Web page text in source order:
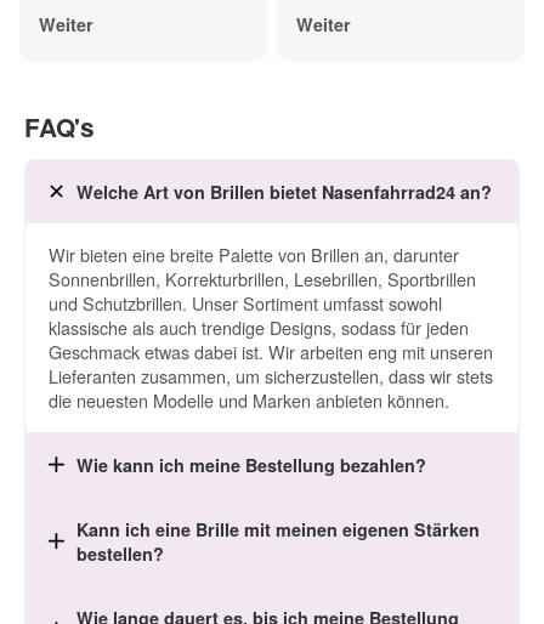
Weiter Weiter
FAQ's
Welche Art von Brillen bietet Nasenfahrrad24 an?
Wir bieten eine breite Palette von Brillen an, darunter
Sonnenbrillen, Korrekturbrillen, Lesebrillen, Sportbrillen
und Schutzbrillen. Unser Sortiment umfasst sowohl
klassische als auch trendige Designs, sodass für jeden
Geschmack etwas dabei ist. Wir arbeiten eng mit unseren
Lieferanten zusammen, um sicherzustellen, dass wir stets
die neuesten Modelle und Marken anbieten können.
Wie kann ich meine Bestellung bezahlen?
Kann ich eine Brille mit meinen eigenen Stärken
bestellen?
Wie lange dauert es, bis ich meine Bestellung